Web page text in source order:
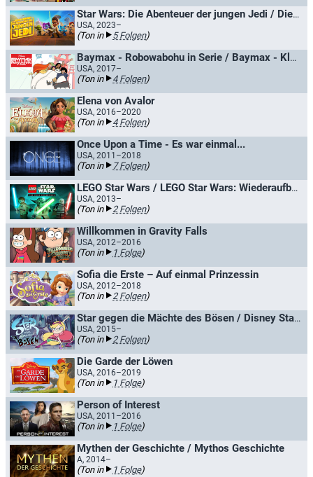
Star Wars: Die Abenteuer der jungen Jedi / Die jungen Jedi / Auf Mission für Meister Yoda
USA, 2023–
(Ton in 5 Folgen)
Baymax - Robowabohu in Serie / Baymax - Kleines Robowabohu
USA, 2017–
(Ton in 4 Folgen)
Elena von Avalor
USA, 2016–2020
(Ton in 4 Folgen)
Once Upon a Time - Es war einmal...
USA, 2011–2018
(Ton in 7 Folgen)
LEGO Star Wars / LEGO Star Wars: Wiederaufbau der Galaxis
USA, 2013–
(Ton in 2 Folgen)
Willkommen in Gravity Falls
USA, 2012–2016
(Ton in 1 Folge)
Sofia die Erste – Auf einmal Prinzessin
USA, 2012–2018
(Ton in 2 Folgen)
Star gegen die Mächte des Bösen / Disney Star gegen die Mächte des Bösen
USA, 2015–
(Ton in 2 Folgen)
Die Garde der Löwen
USA, 2016–2019
(Ton in 1 Folge)
Person of Interest
USA, 2011–2016
(Ton in 1 Folge)
Mythen der Geschichte / Mythos Geschichte
A, 2014–
(Ton in 1 Folge)